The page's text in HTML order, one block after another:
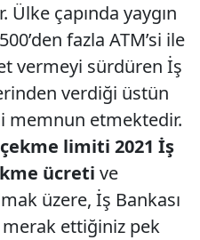
çapında yaygın
fazla ATM’si ile
vermeyi sürdüren İş
verdiği üstün
memnun etmektedir.
limiti 2021 İş
ücreti ve
üzere, İş Bankası
ettiğiniz pek